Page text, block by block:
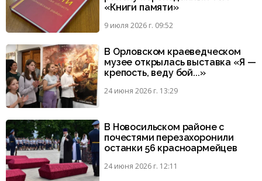
«Книги памяти»
9 июля 2026 г. 09:52
В Орловском краеведческом
музее открылась выставка «Я —
крепость, веду бой...»
24 июня 2026 г. 13:29
В Новосильском районе с
почестями перезахоронили
останки 56 красноармейцев
24 июня 2026 г. 12:11